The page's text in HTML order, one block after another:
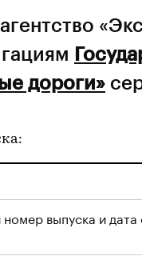
дороги»
выпуска и дата